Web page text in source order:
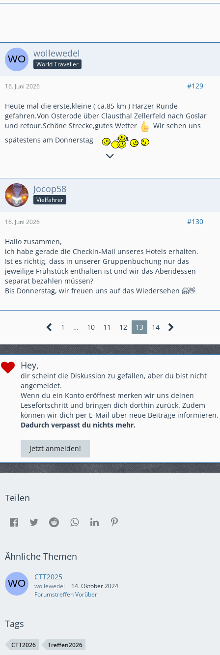
wollewedel
World Traveller
16. Juni 2026 #129
Heute mal die erste,kleine ( ca.85 km ) Harzer Runde
gefahren.Von Osterode über Clausthal Zellerfeld nach Goslar
und retour.Schöne Strecke,gutes Wetter
Wir sehen uns
spätestens am Donnerstag
GlG.Wolfgang aus dem schönen Bergischen Land
Jocop58
Vielfahrer
16. Juni 2026 #130
Hallo zusammen,
ich habe gerade die Checkin-Mail unseres Hotels erhalten.
Ist es richtig, dass in unserer Gruppenbuchung nur das
jeweilige Frühstück enthalten ist und wir das Abendessen
separat bezahlen müssen?
Bis Donnerstag, wir freuen uns auf das Wiedersehen 🤗👋
1 … 10 11 12 13 14
Hey,
dir scheint die Diskussion zu gefallen, aber du bist nicht
angemeldet.
Wenn du ein Konto eröffnest merken wir uns deinen
Lesefortschritt und bringen dich dorthin zurück. Zudem
können wir dich per E-Mail über neue Beiträge informieren.
Dadurch verpasst du nichts mehr.
Jetzt anmelden!
Teilen
Ähnliche Themen
CTT2025
wollewedel
14. Oktober 2024
Forumstreffen Vorüber
Tags
CTT2026 Treffen2026